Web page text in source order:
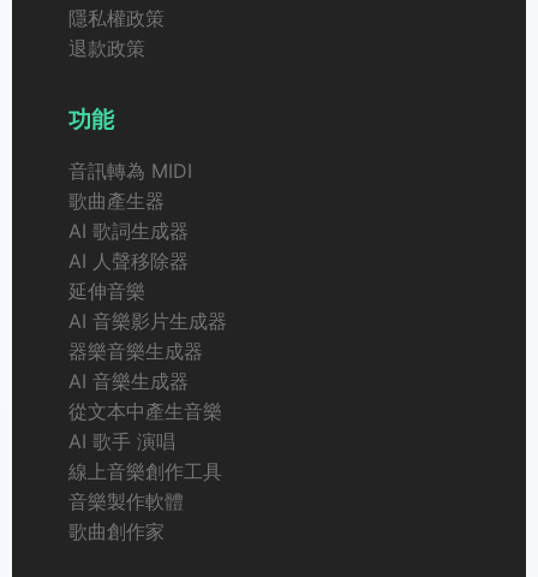
隱私權政策
退款政策
功能
音訊轉為 MIDI
歌曲產生器
AI 歌詞生成器
AI 人聲移除器
延伸音樂
AI 音樂影片生成器
器樂音樂生成器
AI 音樂生成器
從文本中產生音樂
AI 歌手 演唱
線上音樂創作工具
音樂製作軟體
歌曲創作家